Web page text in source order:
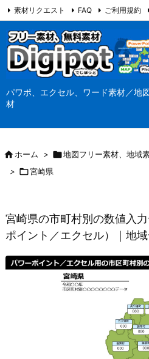
パワポ、エクセル、ワード素材／地
材
素材リクエスト FAQ ご利用規約
当サイト（Digipot.net）について
ホーム > 地図フリー素材、地域
> 宮崎県
宮崎県の市町村別の数値入
ポイント／エクセル）｜地